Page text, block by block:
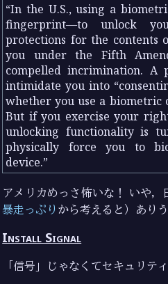
In the U.S., using a
fingerprint—to unlock
protections for the contents
you under the Fifth
compelled incrimination.
intimidate you into
whether you use a biometric
But if you exercise your
unlocking functionality is
physically force you to
device.
アメリカめっさ怖いな！ いや，
暴走っぷり から考えると）あり
Install Signal
「信号」じゃなくてセキュリテ